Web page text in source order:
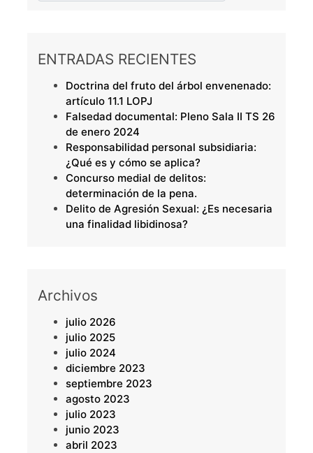
ENTRADAS RECIENTES
Doctrina del fruto del árbol envenenado:
artículo 11.1 LOPJ
Falsedad documental: Pleno Sala II TS 26
de enero 2024
Responsabilidad personal subsidiaria:
¿Qué es y cómo se aplica?
Concurso medial de delitos:
determinación de la pena.
Delito de Agresión Sexual: ¿Es necesaria
una finalidad libidinosa?
Archivos
julio 2026
julio 2025
julio 2024
diciembre 2023
septiembre 2023
agosto 2023
julio 2023
junio 2023
abril 2023